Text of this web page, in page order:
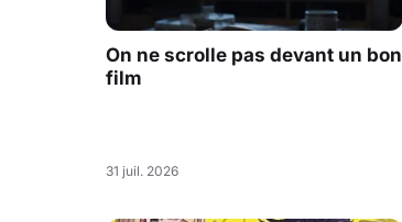
On ne scrolle pas devant un bon
film
31 juil. 2026